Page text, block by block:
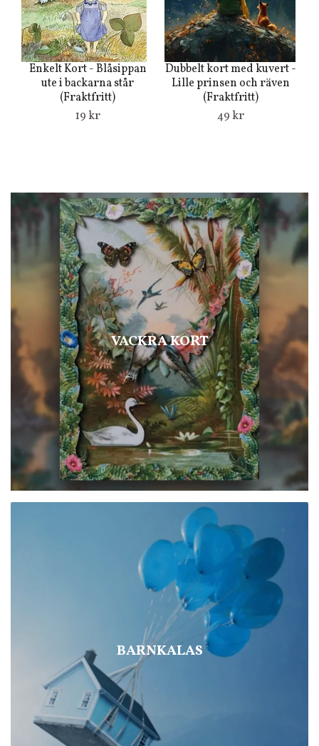
VACKRA KORT
BARNKALAS
Enkelt Kort - Blåsippan
ute i backarna står
(Fraktfritt)
19 kr
Dubbelt kort med kuvert -
Lille prinsen och räven
(Fraktfritt)
49 kr